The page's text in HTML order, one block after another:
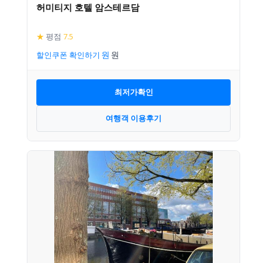
허미티지 호텔 암스테르담
★ 평점 7.5
할인쿠폰 확인하기
최저가확인
여행객 이용후기